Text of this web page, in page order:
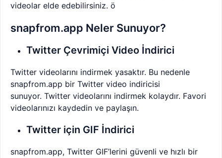
videolar elde edebilirsiniz. ö
snapfrom.app Neler Sunuyor?
Twitter Çevrimiçi Video İndirici
Twitter videolarını indirmek yasaktır. Bu nedenle
snapfrom.app bir Twitter video indiricisi
sunuyor. Twitter videolarını indirmek kolaydır. Favori
videolarınızı kaydedin ve paylaşın.
Twitter için GIF İndirici
snapfrom.app, Twitter GIF’lerini güvenli ve hızlı bir